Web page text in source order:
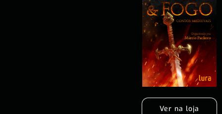
Ver na loja